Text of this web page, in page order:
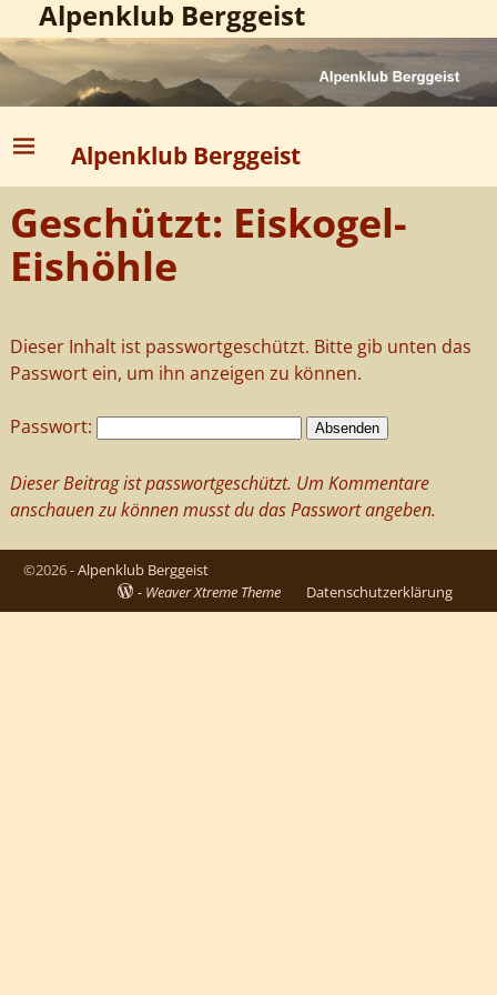
Alpenklub Berggeist
Alpenklub Berggeist
Geschützt: Eiskogel-
Eishöhle
Dieser Inhalt ist passwortgeschützt. Bitte gib unten das
Passwort ein, um ihn anzeigen zu können.
Passwort:
Dieser Beitrag ist passwortgeschützt. Um Kommentare
anschauen zu können musst du das Passwort angeben.
©2026 -Alpenklub Berggeist
- Weaver Xtreme Theme Datenschutzerklärung